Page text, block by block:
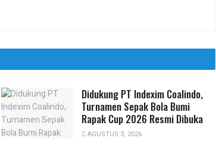
Didukung PT Indexim Coalindo,
Turnamen Sepak Bola Bumi
Rapak Cup 2026 Resmi Dibuka
AGUSTUS 3, 2026